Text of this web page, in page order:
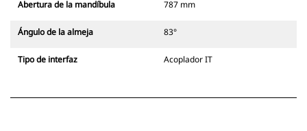
Abertura de la mandíbula 787 mm
Ángulo de la almeja 83°
Tipo de interfaz Acoplador IT